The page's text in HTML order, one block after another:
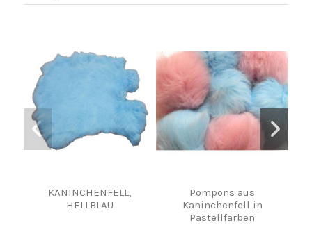
KANINCHENFELL,
HELLBLAU
Pompons aus
Kaninchenfell in
Pastellfarben